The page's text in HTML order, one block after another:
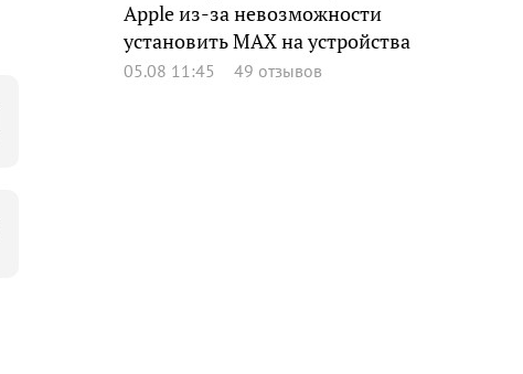
Apple из-за невозможности
установить MAX на устройства
05.08 11:45 49 отзывов